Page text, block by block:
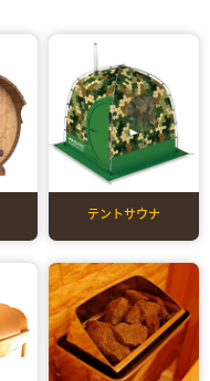
テントサウナ